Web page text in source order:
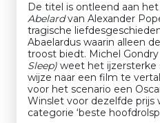
De titel is ontleend aan
Abelardvan Alexander
tragische
Abaelardus waarin alleen
troost biedt. Michel
Sleep) weet het ijzersterke
wijze naar een film te
voor het scenario een
Winslet voor dezelfde
categorie ‘beste